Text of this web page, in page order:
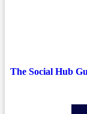
The Social Hub